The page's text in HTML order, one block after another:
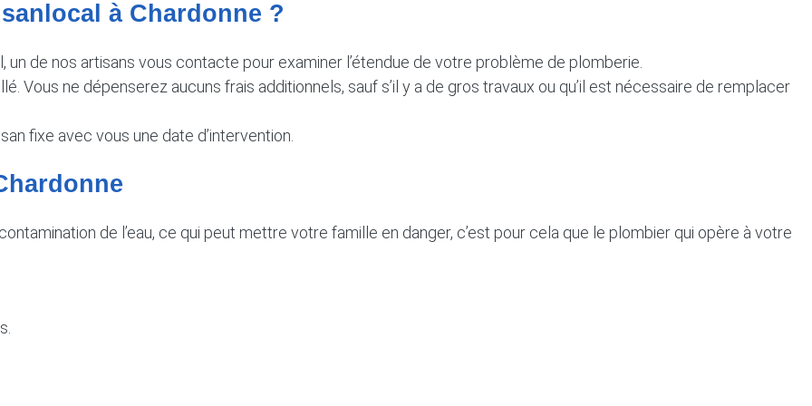
à Chardonne ?
de nos artisans vous contacte pour examiner l’étendue de votre problème de plomberie.
Vous ne dépenserez aucuns frais additionnels, sauf s’il y a de gros travaux ou qu’il est nécessaire de remplacer
fixe avec vous une date d’intervention.
de l’eau, ce qui peut mettre votre famille en danger, c’est pour cela que le plombier qui opère à votre